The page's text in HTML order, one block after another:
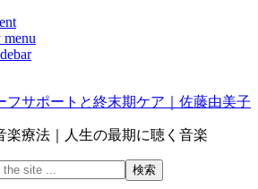
menu
フサポートと終末期ケア｜佐藤由美子
楽療法｜人生の最期に聴く音楽